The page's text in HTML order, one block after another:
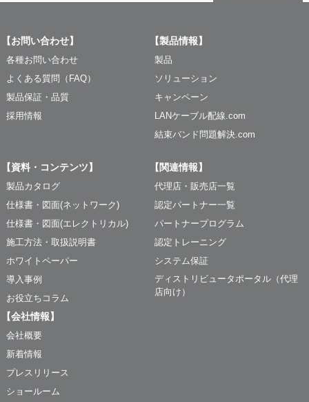
【お問い合わせ】
各種お問い合わせ
よくある質問（FAQ）
製品保証・品質
採用情報
【製品情報】
製品
ソリューション
キャンペーン
LANケーブル配線.com
結束バンド問題解決.com
【資料・コンテンツ】
製品カタログ
仕様書・図面(ネットワーク)
仕様書・図面(エレクトリカル)
施工方法・取扱説明書
ホワイトペーパー
導入事例
お役立ちコラム
【関連情報】
代理店・販売店一覧
認定パートナー一覧
パートナープログラム
認定トレーニング
システム保証
ディストリビュータポータル（代理
店向け）
【会社情報】
会社概要
新着情報
プレスリリース
ショールーム